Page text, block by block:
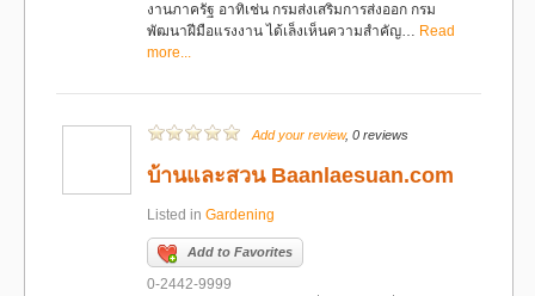
งานภาครัฐ อาทิเช่น กรมส่งเสริมการส่งออก กรม
พัฒนาฝีมือแรงงาน ได้เล็งเห็นความสำคัญ… Read
more...
Add your review, 0 reviews
บ้านและสวน Baanlaesuan.com
Listed in Gardening
Add to Favorites
0-2442-9999